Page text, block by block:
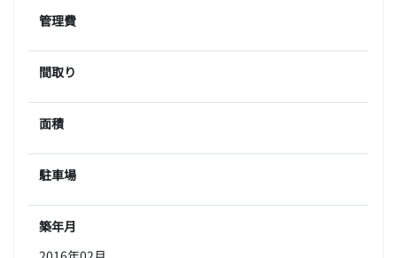
管理費
間取り
面積
駐車場
築年月